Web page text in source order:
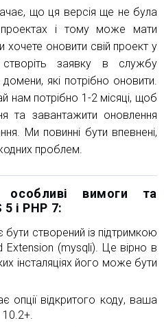
що ця версія ще не була
і тому може мати
хочете оновити свій проект у
заявку в службу
домени, які потрібно оновити.
нам потрібно 1-2 місяці, щоб
та завантажити оновлення
Ми повинні бути впевнені,
проблем.
особливі вимоги та
і PHP 7:
створений із підтримкою
Extension (mysqli). Це вірно в
інсталяціях його може бути
відкритого коду, ваша
10.2+.